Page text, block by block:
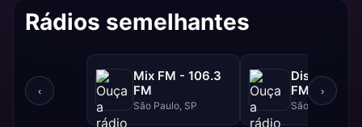
Rádios semelhantes
‹
Mix FM - 106.3
FM
São Paulo, SP
Disney -
FM
São Paulo, SP
›